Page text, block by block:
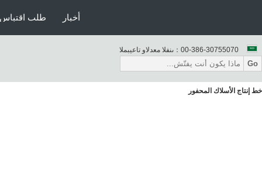
طلب اقتباس أخبار
المبيعات والدعم الفنى： 00-386-30755070
Go
خط إنتاج الأسلاك المحفور